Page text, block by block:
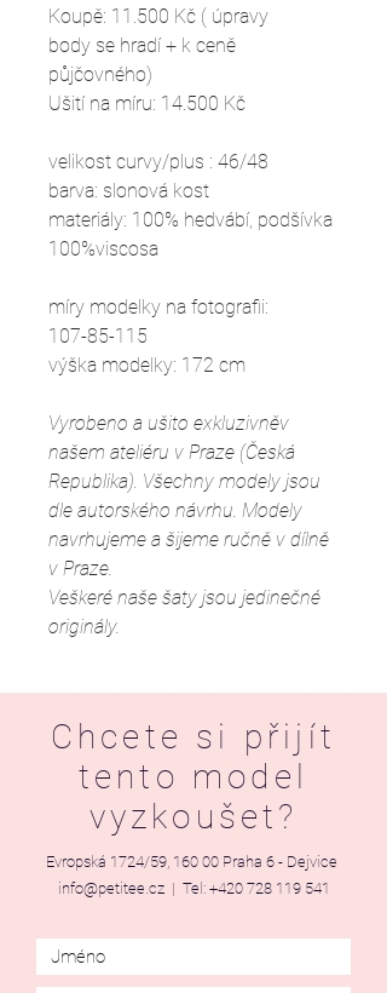
Koupě: 11.500 Kč ( úpravy
body se hradí + k ceně
půjčovného)
Ušití na míru: 14.500 Kč
velikost curvy/plus : 46/48
barva: slonová kost
materiály: 100% hedvábí, podšívka
100%viscosa
míry modelky na fotografii:
107-85-115
výška modelky: 172 cm
Vyrobeno a ušito exkluzivněv
našem ateliéru v Praze (Česká
Republika). Všechny modely jsou
dle autorského návrhu. Modely
navrhujeme a šijeme ručně v dílně
v Praze.
Veškeré naše šaty jsou jedinečné
originály.
Chcete si přijít
tento model
vyzkoušet?
Evropská 1724/59, 160 00 Praha 6 - Dejvice
info@petitee.cz| Tel: +420 728 119 541